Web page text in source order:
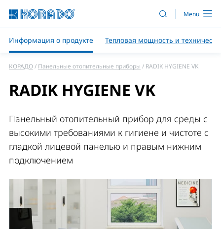
Информация о продукте Тепловая мощность и
КОРАДО Панельные отопительные приборы RADIK HYGIENE VK
RADIK HYGIENE VK
Панельный отопительный прибор для среды с
высокими требованиями к гигиене и чистоте с
гладкой лицевой панелью и правым нижним
подключением